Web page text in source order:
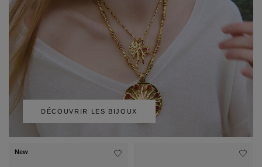
DÉCOUVRIR LES BIJOUX
New